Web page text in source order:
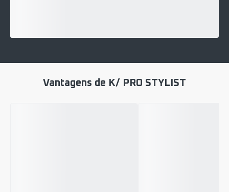
Vantagens de K/ PRO STYLIST